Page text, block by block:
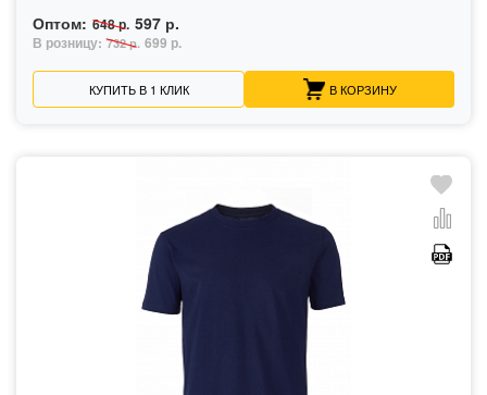
Оптом: 648 р. 597 р.
В розницу: 732 р. 699 р.
КУПИТЬ В 1 КЛИК В КОРЗИНУ